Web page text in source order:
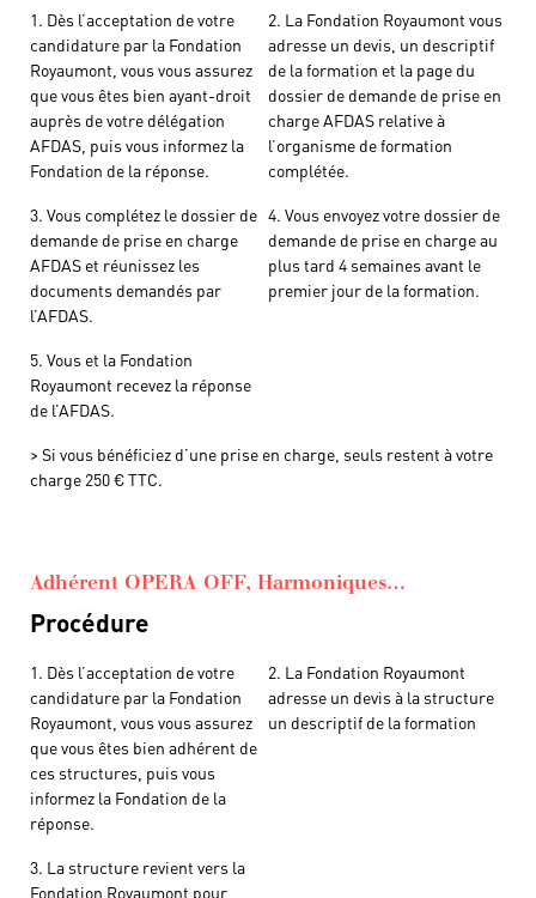
1. Dès l’acceptation de votre
candidature par la Fondation
Royaumont, vous vous assurez
que vous êtes bien ayant-droit
auprès de votre délégation
AFDAS, puis vous informez la
Fondation de la réponse.
2. La Fondation Royaumont vous
adresse un devis, un descriptif
de la formation et la page du
dossier de demande de prise en
charge AFDAS relative à
l’organisme de formation
complétée.
3. Vous complétez le dossier de
demande de prise en charge
AFDAS et réunissez les
documents demandés par
l’AFDAS.
4. Vous envoyez votre dossier de
demande de prise en charge au
plus tard 4 semaines avant le
premier jour de la formation.
5. Vous et la Fondation
Royaumont recevez la réponse
de l’AFDAS.
> Si vous bénéficiez d’une prise en charge, seuls restent à votre
charge 250 € TTC.
Adhérent OPERA OFF, Harmoniques…
Procédure
1. Dès l’acceptation de votre
candidature par la Fondation
Royaumont, vous vous assurez
que vous êtes bien adhérent de
ces structures, puis vous
informez la Fondation de la
réponse.
2. La Fondation Royaumont
adresse un devis à la structure
un descriptif de la formation
3. La structure revient vers la
Fondation Royaumont pour